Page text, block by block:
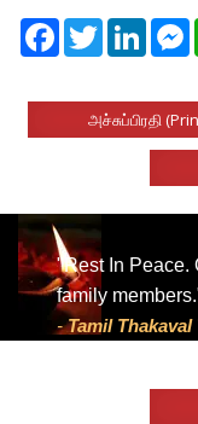
FacebookTwitter
அச்சுப்பிரதி
"Rest In Peace.
family
-Tamil Thakaval